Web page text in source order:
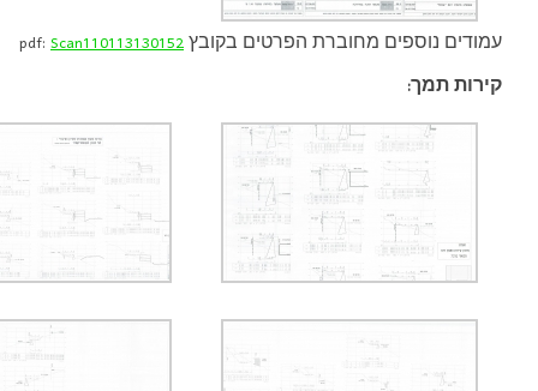
עמודים נוספים מחוברת הפרטים בקובץ pdf:Scan110113130152
קירות תמך: